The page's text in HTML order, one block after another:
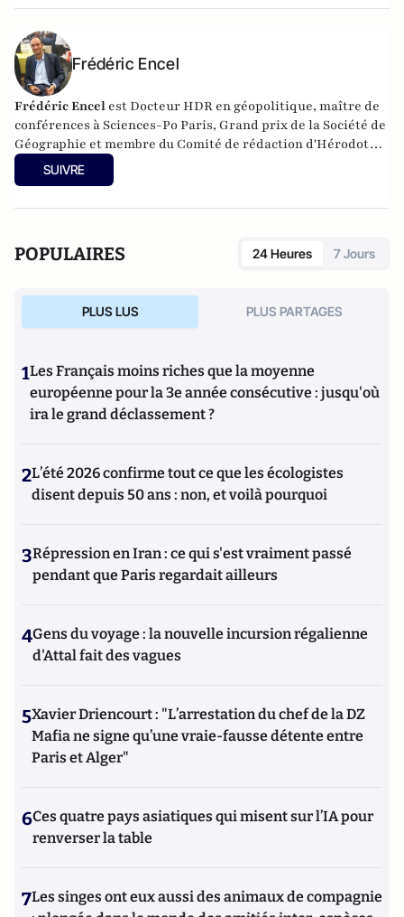
Frédéric Encel
Frédéric Encel est Docteur HDR en géopolitique, maître de
conférences à Sciences-Po Paris, Grand prix de la Société de
Géographie et membre du Comité de rédaction d'Hérodote.
Il a fondé et anime chaque année les Rencontres
internationales géopolitiques de Trouville-sur-Mer.
l’Académie des Sciences morales et politiques en
SUIVRE
POPULAIRES 24 Heures 7 Jours
PLUS LUS PLUS PARTAGES
1Les Français moins riches que la moyenne
européenne pour la 3e année consécutive : jusqu'où
ira le grand déclassement ?
2L’été 2026 confirme tout ce que les écologistes
disent depuis 50 ans : non, et voilà pourquoi
3Répression en Iran : ce qui s'est vraiment passé
pendant que Paris regardait ailleurs
4Gens du voyage : la nouvelle incursion régalienne
d'Attal fait des vagues
5Xavier Driencourt : "L’arrestation du chef de la DZ
Mafia ne signe qu’une vraie-fausse détente entre
Paris et Alger"
6Ces quatre pays asiatiques qui misent sur l’IA pour
renverser la table
7Les singes ont eux aussi des animaux de compagnie